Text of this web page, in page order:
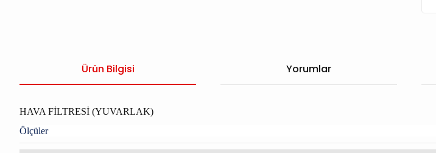
Ürün Bilgisi Yorumlar
HAVA FİLTRESİ (YUVARLAK)
Ölçüler